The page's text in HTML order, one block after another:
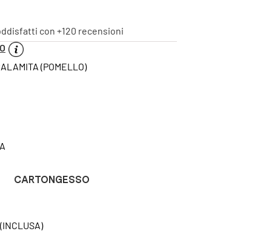
con +120 recensioni
(POMELLO)
CARTONGESSO